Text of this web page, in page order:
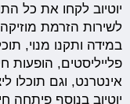
יוטיוב לקחו את כל
לשירות הזרמת
במידה ותקנו מנוי,
פלייליסטים, הופעות
אינטרנט, וגם תוכלו
יוטיוב בנוסף פיתחה